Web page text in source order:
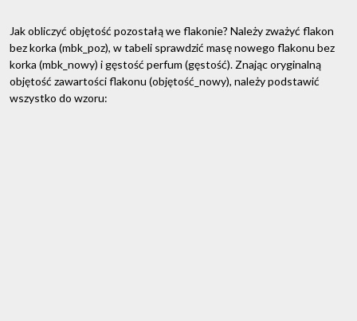
Jak obliczyć objętość pozostałą we flakonie? Należy zważyć flakon
bez korka (mbk_poz), w tabeli sprawdzić masę nowego flakonu bez
korka (mbk_nowy) i gęstość perfum (gęstość). Znając oryginalną
objętość zawartości flakonu (objętość_nowy), należy podstawić
wszystko do wzoru: